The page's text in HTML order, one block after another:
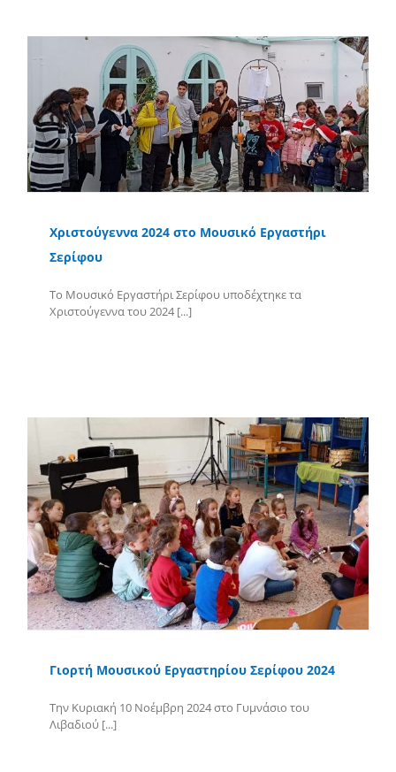
Χριστούγεννα 2024 στο Μουσικό Εργαστήρι
Σερίφου
Το Μουσικό Εργαστήρι Σερίφου υποδέχτηκε τα
Χριστούγεννα του 2024 [...]
Γιορτή Μουσικού Εργαστηρίου Σερίφου 2024
Την Κυριακή 10 Νοέμβρη 2024 στο Γυμνάσιο του
Λιβαδιού [...]